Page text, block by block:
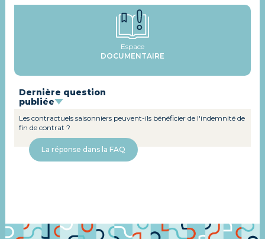
Espace
DOCUMENTAIRE
Dernière question
publiée
Les contractuels saisonniers peuvent-ils bénéficier de l'indemnité de
fin de contrat ?
La réponse dans la FAQ